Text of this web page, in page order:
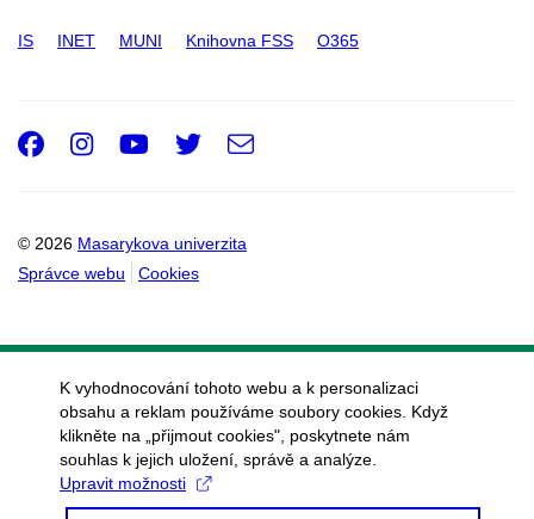
IS INET MUNI Knihovna FSS O365
© 2026 Masarykova univerzita
Správce webu
Cookies
Facebook
Instagram
Youtube
Twitter
e-
K vyhodnocování tohoto webu a k personalizaci
obsahu a reklam používáme soubory cookies. Když
klikněte na „přijmout cookies", poskytnete nám
souhlas k jejich uložení, správě a analýze.
Upravit možnosti